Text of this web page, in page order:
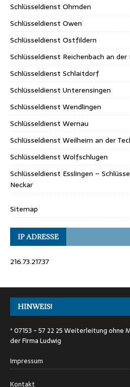
Schlüsseldienst Ohmden
Schlüsseldienst Owen
Schlüsseldienst Ostfildern
Schlüsseldienst Reichenbach an der
Schlüsseldienst Schlaitdorf
Schlüsseldienst Unterensingen
Schlüsseldienst Wendlingen
Schlüsseldienst Wernau
Schlüsseldienst Weilheim an der
Schlüsseldienst Wolfschlugen
Schlüsseldienst Esslingen –
Neckar
Sitemap
IP ADRESSE
216.73.217.37
HINWEIS!
* 07153 - 57 22 25 Weiterleitung ohne
der Firma Ludwig
Impressum
Kontakt